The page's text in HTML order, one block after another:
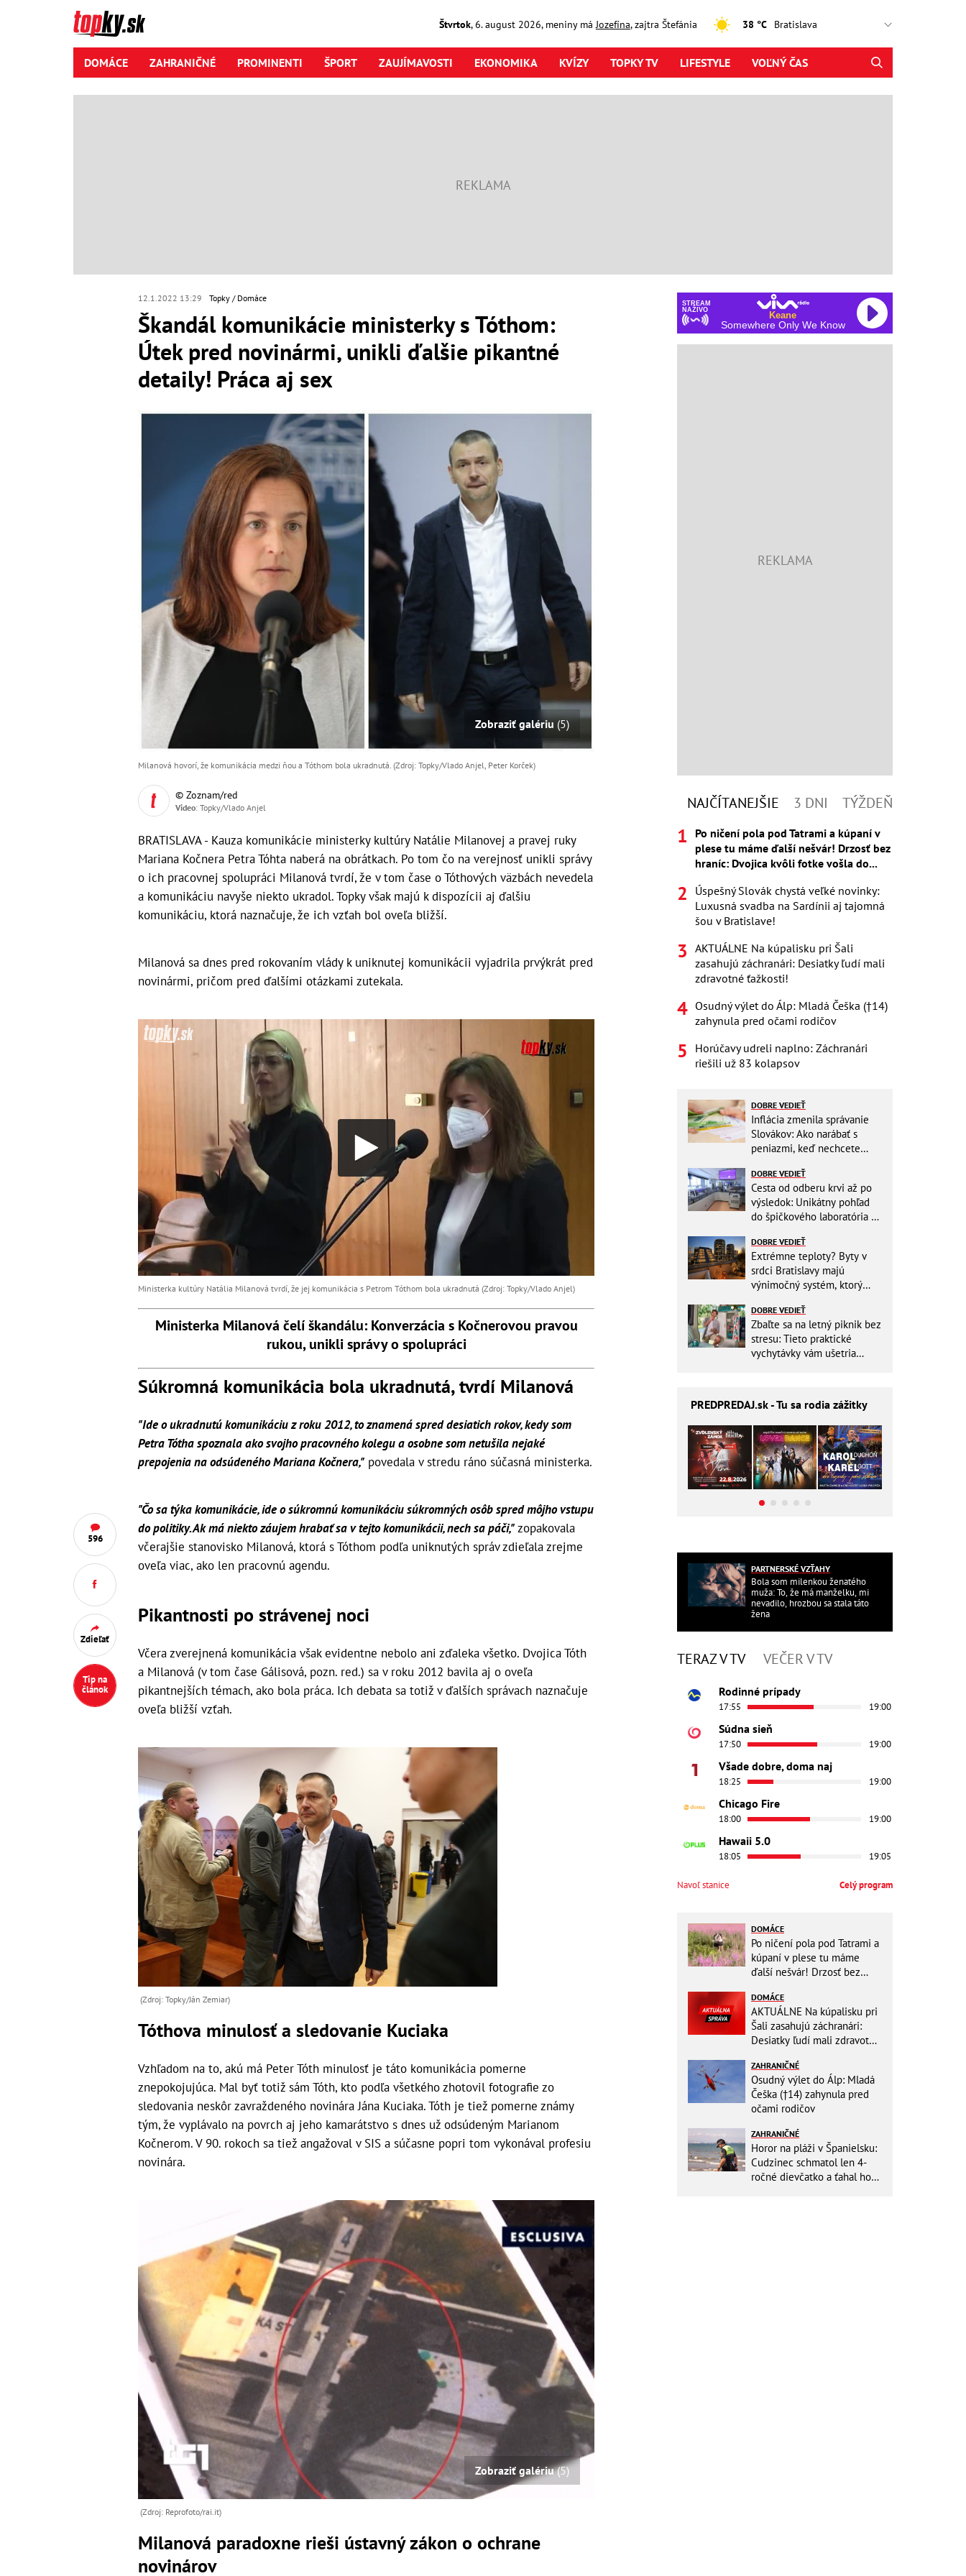
Štvrtok,6. august2026, meniny má Jozefína, zajtra Štefánia 38 °C
DOMÁCE ZAHRANIČNÉ PROMINENTI ŠPORT ZAUJÍMAVOSTI EKONOMIKA KVÍZY TOPKY TV LIFESTYLE VOĽNÝ ČAS
12.1.2022 13:29 Topky Domáce
Škandál komunikácie ministerky s Tóthom:
Útek pred novinármi, unikli ďalšie pikantné
detaily! Práca aj sex
596
Zdieľať
Tip na
článok
Zobraziť galériu (5)
Milanová hovorí, že komunikácia medzi ňou a Tóthom bola ukradnutá. (Zdroj: Topky/Vlado Anjel, Peter Korček)
© Zoznam/red
Video: Topky/Vlado Anjel
BRATISLAVA - Kauza komunikácie ministerky kultúry Natálie Milanovej a pravej ruky
Mariana Kočnera Petra Tóhta naberá na obrátkach. Po tom čo na verejnosť unikli správy
o ich pracovnej spolupráci Milanová tvrdí, že v tom čase o Tóthových väzbách nevedela
a komunikáciu navyše niekto ukradol. Topky však majú k dispozícii aj ďalšiu
komunikáciu, ktorá naznačuje, že ich vzťah bol oveľa bližší.
Milanová sa dnes pred rokovaním vlády k uniknutej komunikácii vyjadrila prvýkrát pred
novinármi, pričom pred ďalšími otázkami zutekala.
Ministerka kultúry Natália Milanová tvrdí, že jej komunikácia s Petrom Tóthom bola ukradnutá (Zdroj: Topky/Vlado Anjel)
Ministerka Milanová čelí škandálu: Konverzácia s Kočnerovou pravou
rukou, unikli správy o spolupráci
Súkromná komunikácia bola ukradnutá, tvrdí Milanová
"Ide o ukradnutú komunikáciu z roku 2012, to znamená spred desiatich rokov, kedy som
Petra Tótha spoznala ako svojho pracovného kolegu a osobne som netušila nejaké
prepojenia na odsúdeného Mariana Kočnera," povedala v stredu ráno súčasná ministerka.
"Čo sa týka komunikácie, ide o súkromnú komunikáciu súkromných osôb spred môjho vstupu
do politiky. Ak má niekto záujem hrabať sa v tejto komunikácii, nech sa páči,"zopakovala
včerajšie stanovisko Milanová, ktorá s Tóthom podľa uniknutých správ zdieľala zrejme
oveľa viac, ako len pracovnú agendu.
Pikantnosti po strávenej noci
Včera zverejnená komunikácia však evidentne nebolo ani zďaleka všetko. Dvojica Tóth
a Milanová (v tom čase Gálisová, pozn. red.) sa v roku 2012 bavila aj o oveľa
pikantnejších témach, ako bola práca. Ich debata sa totiž v ďalších správach naznačuje
oveľa bližší vzťah.
(Zdroj: Topky/Ján Zemiar)
Tóthova minulosť a sledovanie Kuciaka
Vzhľadom na to, akú má Peter Tóth minulosť je táto komunikácia pomerne
znepokojujúca. Mal byť totiž sám Tóth, kto podľa všetkého zhotovil fotografie zo
sledovania neskôr zavraždeného novinára Jána Kuciaka. Tóth je tiež pomerne známy
tým, že vyplávalo na povrch aj jeho kamarátstvo s dnes už odsúdeným Marianom
Kočnerom. V 90. rokoch sa tiež angažoval v SIS a súčasne popri tom vykonával profesiu
novinára.
Zobraziť galériu(5)
(Zdroj: Reprofoto/rai.it)
Milanová paradoxne rieši ústavný zákon o ochrane
novinárov
STREAM
NAŽIVO
Keane
Somewhere Only We Know
NAJČÍTANEJŠIE 3 DNI TÝŽDEŇ
Po ničení pola pod Tatrami a kúpaní v
plese tu máme ďalší nešvár! Drzosť bez
hraníc: Dvojica kvôli fotke vošla do...
Úspešný Slovák chystá veľké novinky:
Luxusná svadba na Sardínii aj tajomná
šou v Bratislave!
AKTUÁLNE Na kúpalisku pri Šali
zasahujú záchranári: Desiatky ľudí mali
zdravotné ťažkosti!
Osudný výlet do Álp: Mladá Češka (†14)
zahynula pred očami rodičov
Horúčavy udreli naplno: Záchranári
riešili už 83 kolapsov
DOBRE VEDIEŤ
Inflácia zmenila správanie
Slovákov: Ako narábať s
peniazmi, keď nechcete
DOBRE VEDIEŤ
Cesta od odberu krvi až po
výsledok: Unikátny pohľad
do špičkového laboratória na
DOBRE VEDIEŤ
Extrémne teploty? Byty v
srdci Bratislavy majú
výnimočný systém, ktorý
DOBRE VEDIEŤ
Zbaľte sa na letný piknik bez
stresu: Tieto praktické
vychytávky vám ušetria
PREDPREDAJ.sk - Tu sa rodia zážitky
PARTNERSKÉ VZŤAHY
Bola som milenkou ženatého
muža: To, že má manželku, mi
nevadilo, hrozbou sa stala táto
žena
TERAZ V TV VEČER V TV
Rodinné prípady
17:55 19:00
Súdna sieň
17:50 19:00
Všade dobre, doma naj
18:25 19:00
Chicago Fire
18:00 19:00
Hawaii 5.0
18:05 19:05
Navoľ stanice Celý program
DOMÁCE
Po ničení pola pod Tatrami a
kúpaní v plese tu máme
ďalší nešvár! Drzosť bez
vošla do...
DOMÁCE
AKTUÁLNE Na kúpalisku pri
Šali zasahujú záchranári:
Desiatky ľudí mali zdravotné
ZAHRANIČNÉ
Osudný výlet do Álp: Mladá
Češka (†14) zahynula pred
očami rodičov
ZAHRANIČNÉ
Horor na pláži v Španielsku:
Cudzinec schmatol len 4-
ročné dievčatko a ťahal ho